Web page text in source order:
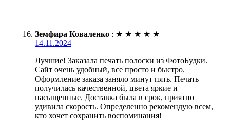
Земфира Коваленко : ★ ★ ★ ★ ★
14.11.2024
Лучшие! Заказала печать полоски из ФотоБудки.
Сайт очень удобный, все просто и быстро.
Оформление заказа заняло минут пять. Печать
получилась качественной, цвета яркие и
насыщенные. Доставка была в срок, приятно
удивила скорость. Определенно рекомендую всем,
кто хочет сохранить воспоминания!